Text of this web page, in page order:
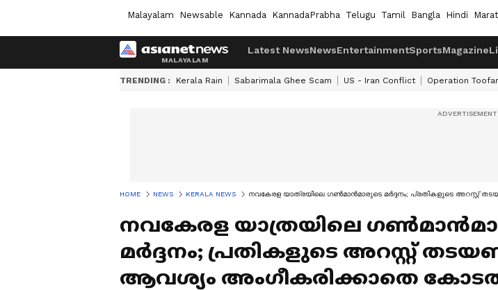
Malayalam Newsable Kannada KannadaPrabha Telugu Tamil Bangla Hindi
Latest NewsNewsEntertainmentSportsMagazine
TRENDING : Kerala Rain Sabarimala Ghee Scam US - Iran Conflict Operation
HOME NEWS KERALA NEWS നവകേരള യാത്രയിലെ ഗൺമാൻമാരുടെ മർദ്ദനം; പ്രതികളുടെ അറസ്റ്റ്
നവകേരള യാത്രയിലെ
മർദ്ദനം; പ്രതികളുടെ അറസ്റ്റ്
ആവശ്യം അംഗീകരിക്കാതെ